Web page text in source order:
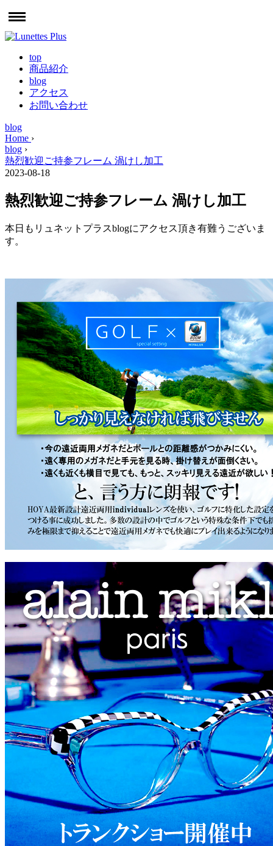
top
商品紹介
blog
アクセス
お問い合わせ
blog
Home ›
blog ›
熱烈歓迎ご持参フレーム 渦けし加工
2023-08-18
熱烈歓迎ご持参フレーム 渦けし加工
本日もリュネットプラスblogにアクセス頂き有難うございま
す。